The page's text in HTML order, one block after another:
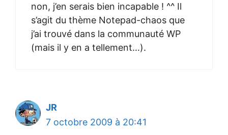
non, j’en serais bien incapable ! ^^ Il
s’agit du thème Notepad-chaos que
j’ai trouvé dans la communauté WP
(mais il y en a tellement…).
JR
7 octobre 2009 à 20:41